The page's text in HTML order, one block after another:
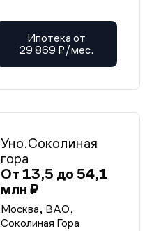
Ипотека от
29 869 ₽/мес.
Уно.Соколиная
гора
От 13,5 до 54,1
млн ₽
Москва, ВАО,
Соколиная Гора